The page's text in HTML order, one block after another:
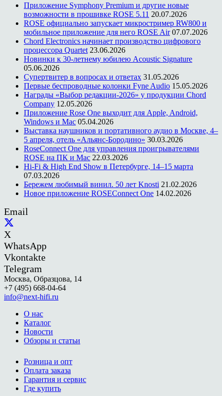
Приложение Symphony Premium и другие новые
возможности в прошивке ROSE 5.11 20.07.2026
ROSE официально запускает микростример RW800 и
мобильное приложение для него ROSE Air 07.07.2026
Chord Electronics начинает производство цифрового
процессора Quartet 23.06.2026
Новинки к 30-летнему юбилею Acoustic Signature
05.06.2026
Супертвитер в вопросах и ответах 31.05.2026
Первые беспроводные колонки Fyne Audio 15.05.2026
Награды «Выбор редакции-2026» у продукции Chord
Company 12.05.2026
Приложение Rose One выходит для Apple, Android,
Windows и Mac 05.04.2026
Выставка наушников и портативного аудио в Москве, 4–
5 апреля, отель «Альянс-Бородино» 30.03.2026
RoseConnect One для управления проигрывателями
ROSE на ПК и Mac 22.03.2026
Hi-Fi & High End Show в Петербурге, 14–15 марта
07.03.2026
Бережем любимый винил. 50 лет Knosti 21.02.2026
Новое приложение ROSEConnect One 14.02.2026
Email
X
WhatsApp
Vkontakte
Telegram
Москва, Образцова, 14
+7 (495) 668-04-64
info@next-hifi.ru
О нас
Каталог
Новости
Обзоры и статьи
Розница и опт
Оплата заказа
Гарантия и сервис
Где купить